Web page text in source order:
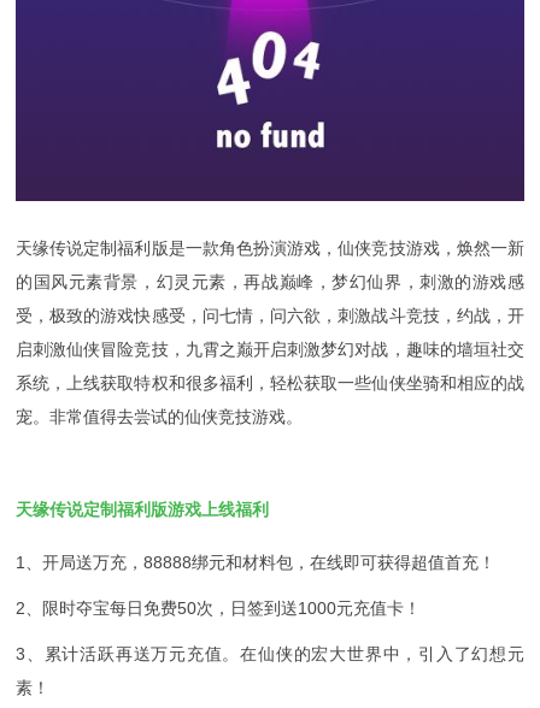
天缘传说定制福利版是一款角色扮演游戏，仙侠竞技游戏，焕然一新
的国风元素背景，幻灵元素，再战巅峰，梦幻仙界，刺激的游戏感
受，极致的游戏快感受，问七情，问六欲，刺激战斗竞技，约战，开
启刺激仙侠冒险竞技，九霄之巅开启刺激梦幻对战，趣味的墙垣社交
系统，上线获取特权和很多福利，轻松获取一些仙侠坐骑和相应的战
宠。非常值得去尝试的仙侠竞技游戏。
天缘传说定制福利版游戏上线福利
1、开局送万充，88888绑元和材料包，在线即可获得超值首充！
2、限时夺宝每日免费50次，日签到送1000元充值卡！
3、累计活跃再送万元充值。在仙侠的宏大世界中，引入了幻想元
素！